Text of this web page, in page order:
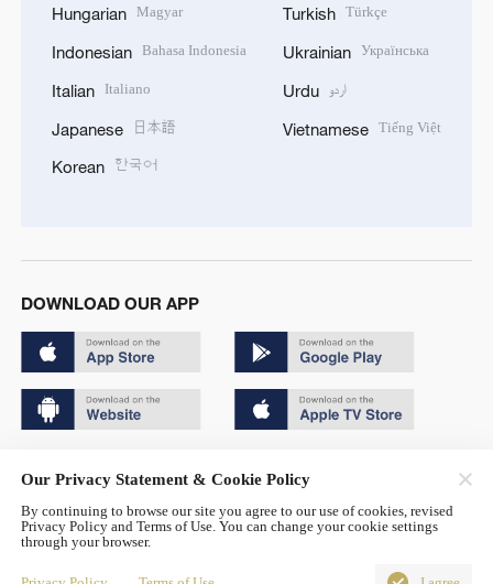
Hungarian Magyar
Indonesian Bahasa Indonesia
Italian Italiano
Japanese 日本語
Korean 한국어
Turkish Türkçe
Ukrainian Українська
Urdu اردو
Vietnamese Tiếng Việt
DOWNLOAD OUR APP
京公网安备 11010502050052号
Disinformation report hotline: 010-85061466
Our Privacy Statement & Cookie Policy
By continuing to browse our site you agree to our use of cookies, revised
Privacy Policy and Terms of Use. You can change your cookie settings
through your browser.